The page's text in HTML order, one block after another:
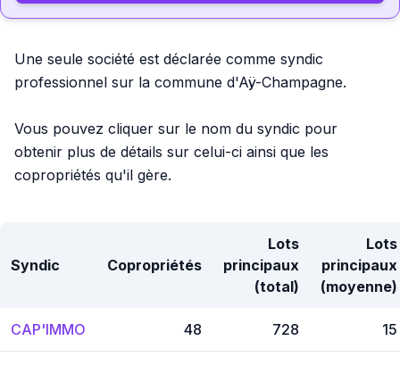
Une seule société est déclarée comme syndic
professionnel sur la commune d'Aÿ-Champagne.
Vous pouvez cliquer sur le nom du syndic pour
obtenir plus de détails sur celui-ci ainsi que les
copropriétés qu'il gère.
Syndic Copropriétés
Lots
principaux
(total)
Lots
principaux
(moyenne)
CAP'IMMO 48 728 15